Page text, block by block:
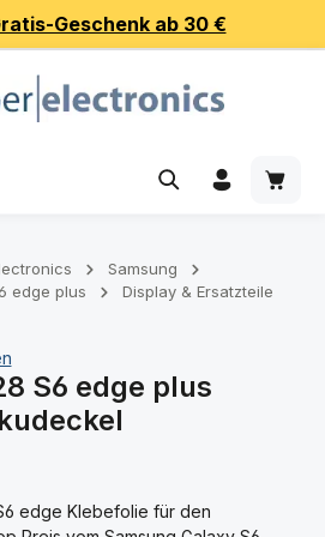
Geschenk ab 30 €
Samsung
edge plus
Display & Ersatzteile
von 0 von 5 Sternen
S6 edge plus
edge Klebefolie für den